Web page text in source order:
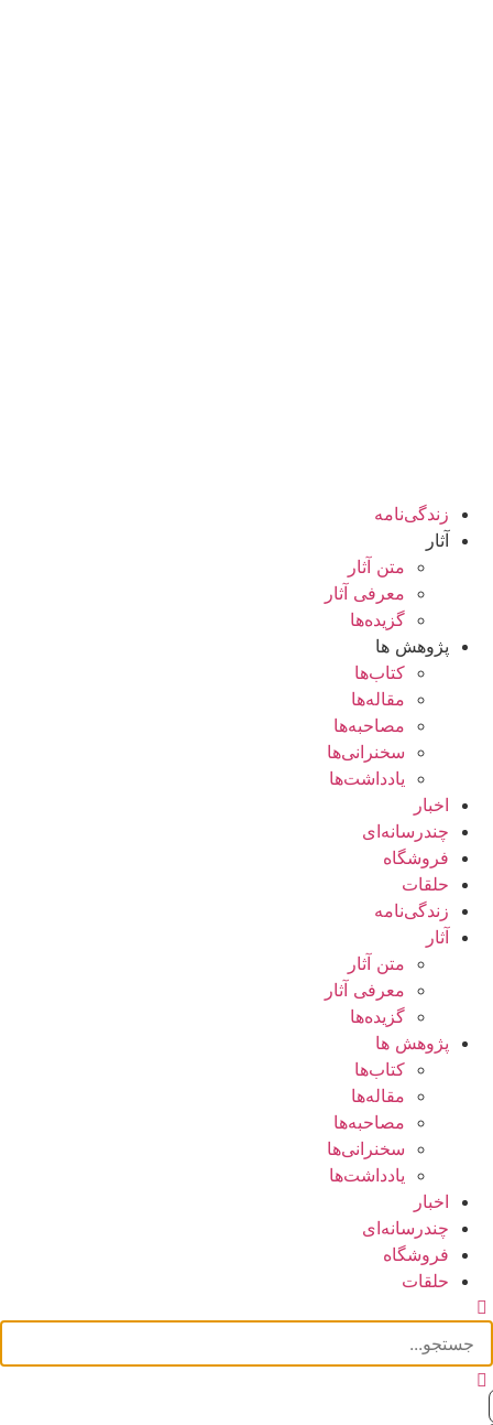
زندگی‌نامه
آثار
متن آثار
معرفی آثار
گزیده‌ها
پژوهش ها
کتاب‌ها
مقاله‌ها
مصاحبه‌ها
سخنرانی‌ها
یادداشت‌ها
اخبار
چندرسانه‌ای
فروشگاه
حلقات
زندگی‌نامه
آثار
متن آثار
معرفی آثار
گزیده‌ها
پژوهش ها
کتاب‌ها
مقاله‌ها
مصاحبه‌ها
سخنرانی‌ها
یادداشت‌ها
اخبار
چندرسانه‌ای
فروشگاه
حلقات